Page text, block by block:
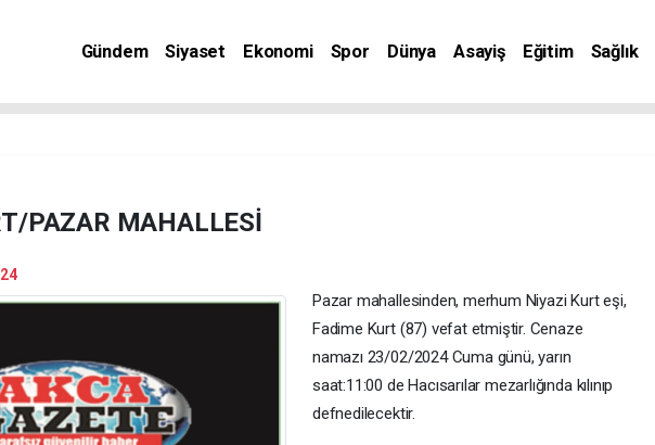
Gündem Siyaset Ekonomi Spor Dünya Asayiş Eğitim Sağlık
PAZAR MAHALLESİ
Pazar mahallesinden, merhum Niyazi Kurt eşi,
Fadime Kurt (87) vefat etmiştir. Cenaze
namazı 23/02/2024 Cuma günü, yarın
saat:11:00 de Hacısarılar mezarlığında kılınıp
defnedilecektir.